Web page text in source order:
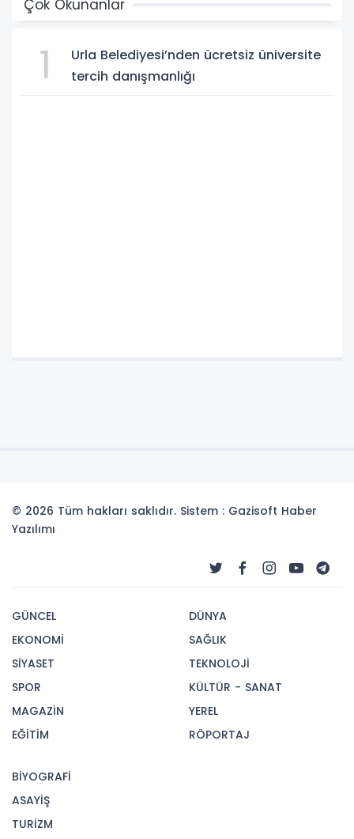
Çok Okunanlar
1
Urla Belediyesi’nden ücretsiz üniversite
tercih danışmanlığı
© 2026 Tüm hakları saklıdır. Sistem : Gazisoft Haber
Yazılımı
GÜNCEL
EKONOMİ
SİYASET
SPOR
MAGAZİN
EĞİTİM
DÜNYA
SAĞLIK
TEKNOLOJİ
KÜLTÜR - SANAT
YEREL
RÖPORTAJ
BİYOGRAFİ
ASAYİŞ
TURİZM